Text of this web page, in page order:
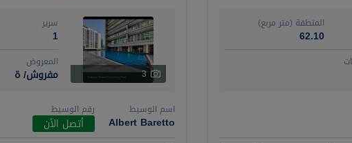
المنطقة (متر مربع)
62.10
3
سرير
1
المعروض
مفروش/ ة
اسم الوسيط
Albert Baretto
رقم الوسيط
أتصل الأن